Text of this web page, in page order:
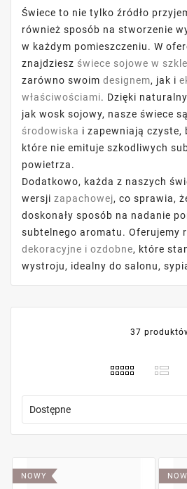
Świece to nie tylko źródło
również sposób na stworzenie
w każdym pomieszczeniu. W
znajdziesz świece sojowe w szkle
zarówno swoim designem, jak i
właściwościami. Dzięki
jak wosk sojowy, nasze świece są
środowiska i zapewniają czyste,
które nie emituje szkodliwych
powietrza.
Dodatkowo, każda z naszych
wersji zapachowej, co sprawia,
doskonały sposób na nadanie
subtelnego aromatu. Oferujemy
dekoracyjne i ozdobne, które
wystroju, idealny do salonu,
37
Dostępne
NOWY